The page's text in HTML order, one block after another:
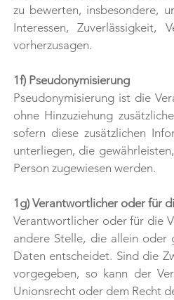
zu bewerten, insbesondere,
Interessen,
vorherzusagen.
1f) Pseudonymisierung
Pseudonymisierung ist die
ohne Hinzuziehung
sofern diese zusätzlichen
unterliegen, die
Person zugewiesen werden.
1g) Verantwortlicher oder für
Verantwortlicher oder für die
andere Stelle, die allein oder
Daten entscheidet. Sind die
vorgegeben, so kann der
Unionsrecht oder dem Recht